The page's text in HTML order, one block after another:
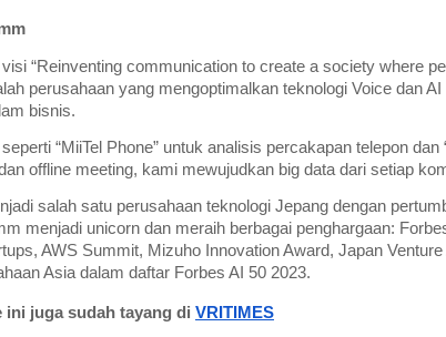
“Reinventing communication to create a society where
perusahaan yang mengoptimalkan teknologi Voice dan
bisnis.
“MiiTel Phone” untuk analisis percakapan telepon dan
offline meeting, kami mewujudkan big data dari setiap
salah satu perusahaan teknologi Jepang dengan
menjadi unicorn dan meraih berbagai penghargaan:
AWS Summit, Mizuho Innovation Award, Japan
Asia dalam daftar Forbes AI 50 2023.
ini juga sudah tayang di VRITIMES